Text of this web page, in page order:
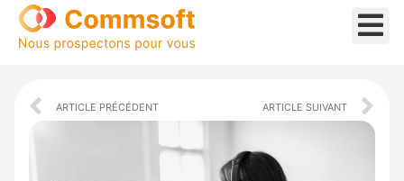
Aller
contenu
Prev
ARTICLE PRÉCÉDENT ARTICLE SUIVANT